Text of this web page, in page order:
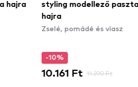
styling modellező paszta
Zselé, pomádé és viasz
10.161 Ft 11.290 Ft